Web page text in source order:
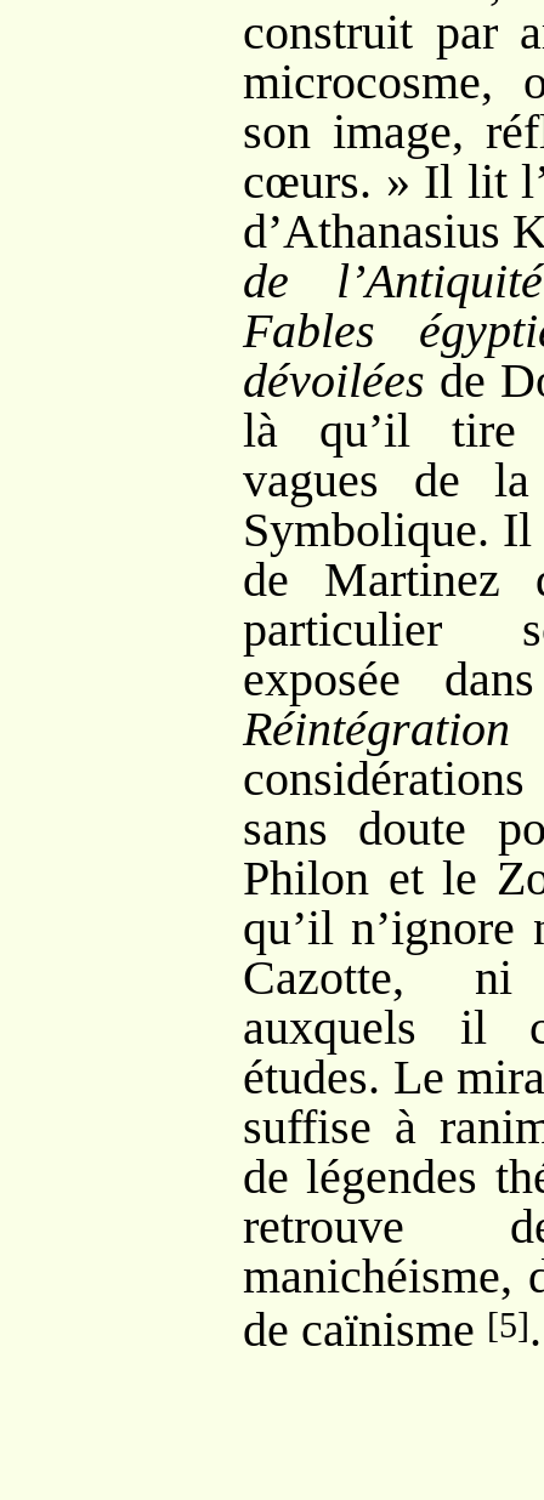
construit par
microcosme,
son image,
cœurs. » Il lit
d’Athanasius
de l’Antiquité
Fables
dévoilées de
là qu’il tire
vagues de
Symbolique. Il
de Martinez
particulier
exposée
Réintégration
sans doute
Philon et le
qu’il n’ignore
Cazotte, ni
auxquels il
études. Le
suffise à
de légendes
retrouve
manichéisme,
de caïnisme [5]